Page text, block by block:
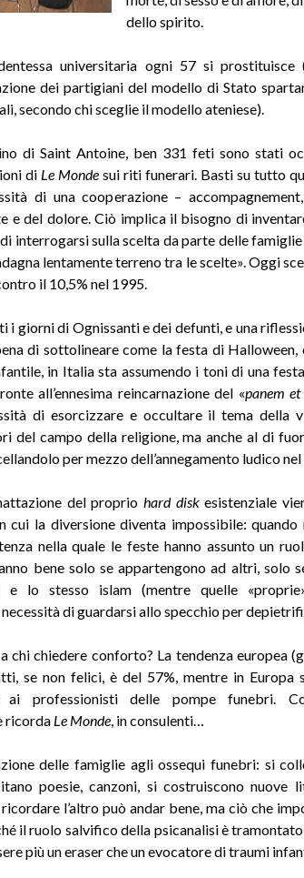
dello spirito.
universitaria ogni 57 si prostituisce
dei partigiani del modello di Stato
secondo chi sceglie il modello ateniese).
di Saint Antoine, ben 331 feti sono stati
di Le Monde sui riti funerari. Basti su tutto
di una cooperazione –
e del dolore. Ciò implica il bisogno di
interrogarsi sulla scelta da parte delle
lentamente terreno tra le scelte». Oggi
il 10,5% nel 1995.
i giorni di Ognissanti e dei defunti, e una
di sottolineare come la festa di Halloween,
in Italia sta assumendo i toni di una
all’ennesima reincarnazione del «panem et
di esorcizzare e occultare il tema della
del campo della religione, ma anche al di
per mezzo dell’annegamento ludico nel
del proprio hard diskesistenziale
cui la diversione diventa impossibile:
nella quale le feste hanno assunto un
bene solo se appartengono ad altri, solo
e lo stesso islam (mentre quelle
di guardarsi allo specchio per
chi chiedere conforto? La tendenza europea
se non felici, è del 57%, mentre in Europa
ai professionisti delle pompe funebri.
ricorda Le Monde, in consulenti…
delle famiglie agli ossequi funebri: si
poesie, canzoni, si costruiscono nuove
l’altro può andar bene, ma ciò che
il ruolo salvifico della psicanalisi è
più un eraser che un evocatore di traumi